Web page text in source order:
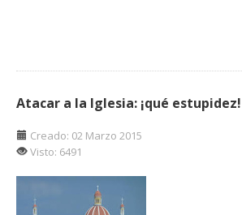
Atacar a la Iglesia: ¡qué estupidez!
Creado: 02 Marzo 2015
Visto: 6491